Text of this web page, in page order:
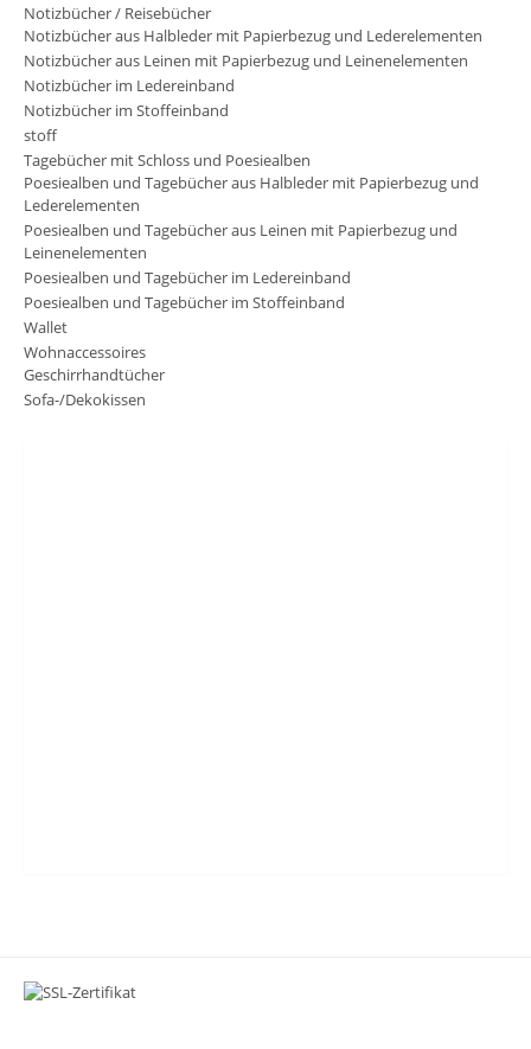
Notizbücher / Reisebücher
Notizbücher aus Halbleder mit Papierbezug und Lederelementen
Notizbücher aus Leinen mit Papierbezug und Leinenelementen
Notizbücher im Ledereinband
Notizbücher im Stoffeinband
stoff
Tagebücher mit Schloss und Poesiealben
Poesiealben und Tagebücher aus Halbleder mit Papierbezug und
Lederelementen
Poesiealben und Tagebücher aus Leinen mit Papierbezug und
Leinenelementen
Poesiealben und Tagebücher im Ledereinband
Poesiealben und Tagebücher im Stoffeinband
Wallet
Wohnaccessoires
Geschirrhandtücher
Sofa-/Dekokissen